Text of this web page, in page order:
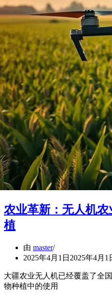
农业革新：无人机
植
由 master
2025年4月1日 2025年4月1
大疆农业无人机已经覆盖了全
物种植中的使用